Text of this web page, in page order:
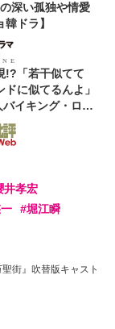
深い孤独や情愛
ドラ】
!?「若干似てて
に似てるんよ」
イキング・ロ
た」
井孝宏
#堀江瞬
街』吹替版キャスト